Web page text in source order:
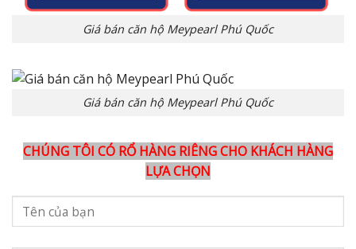
Giá bán căn hộ Meypearl Phú Quốc
Giá bán căn hộ Meypearl Phú Quốc
CHÚNG TÔI CÓ RỔ HÀNG RIÊNG CHO KHÁCH HÀNG
LỰA CHỌN